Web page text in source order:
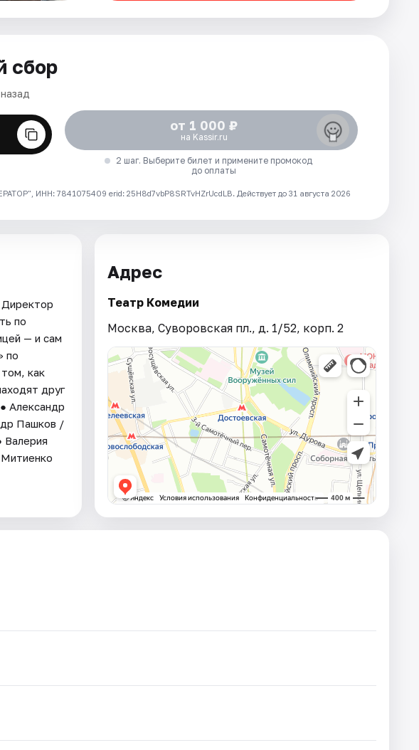
сбор
от 1 000 ₽
на Kassir.ru
2 шаг. Выберите билет и примените промокод
до оплаты
ИНН: 7841075409 erid: 25H8d7vbP8SRTvHZrUcdLB. Действует до 31 августа 2026
Директор
по
— и сам
по
как
друг
Александр
Пашков /
Валерия
Адрес
Театр Комедии
Москва, Суворовская пл., д. 1/52, корп. 2